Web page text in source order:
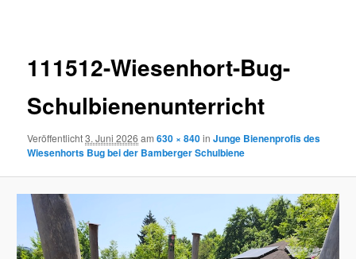
111512-Wiesenhort-Bug-
Schulbienenunterricht
Veröffentlicht3. Juni 2026 am630 × 840inJunge Bienenprofis des
Wiesenhorts Bug bei der Bamberger Schulbiene